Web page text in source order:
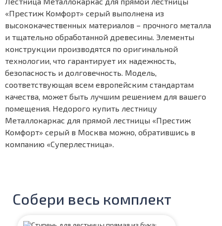
«Престиж Комфорт» серый выполнена из
высококачественных материалов – прочного металла
и тщательно обработанной древесины. Элементы
конструкции производятся по оригинальной
технологии, что гарантирует их надежность,
безопасность и долговечность. Модель,
соответствующая всем европейским стандартам
качества, может быть лучшим решением для вашего
помещения. Недорого купить лестницу
Металлокаркас для прямой лестницы «Престиж
Комфорт» серый в Москва можно, обратившись в
компанию «Суперлестница».
Собери весь комплект